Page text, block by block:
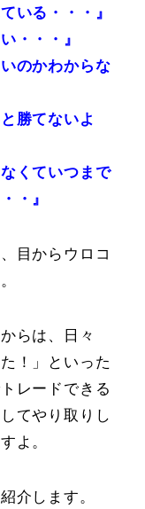
いる・・・』
・・・』
のかわからな
勝てないよ
くていつまで
・』
目からウロコ
らは、日々
！」といった
レードできる
てやり取りし
よ。
介します。